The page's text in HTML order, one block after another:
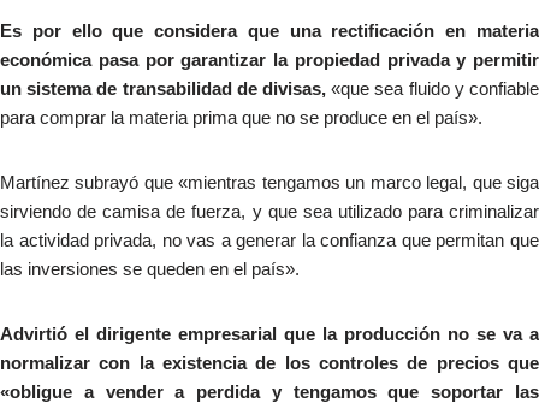
Es por ello que considera que una rectificación en materia
económica pasa por garantizar la propiedad privada y permitir
un sistema de transabilidad de divisas,«que sea fluido y confiable
para comprar la materia prima que no se produce en el país».
Martínez subrayó que «mientras tengamos un marco legal, que siga
sirviendo de camisa de fuerza, y que sea utilizado para criminalizar
la actividad privada, no vas a generar la confianza que permitan que
las inversiones se queden en el país».
Advirtió el dirigente empresarial que la producción no se va a
normalizar con la existencia de los controles de precios que
«obligue a vender a perdida y tengamos que soportar las